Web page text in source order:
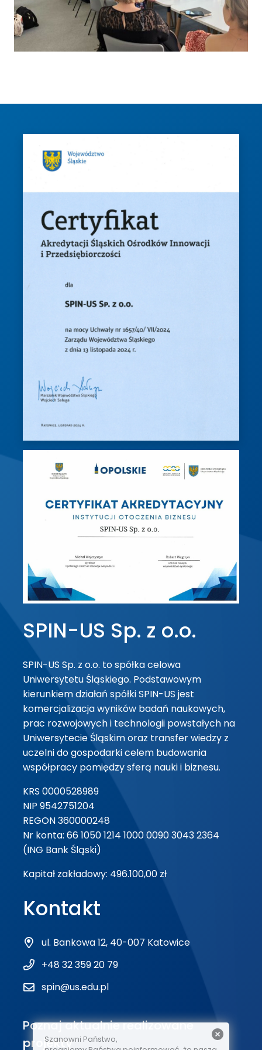
SPIN-US Sp. z o.o.
SPIN-US Sp. z o.o. to spółka celowa
Uniwersytetu Śląskiego. Podstawowym
kierunkiem działań spółki SPIN-US jest
komercjalizacja wyników badań naukowych,
prac rozwojowych i technologii powstałych na
Uniwersytecie Śląskim oraz transfer wiedzy z
uczelni do gospodarki celem budowania
współpracy pomiędzy sferą nauki i biznesu.
KRS 0000528989
NIP 9542751204
REGON 360000248
Nr konta: 66 1050 1214 1000 0090 3043 2364
(ING Bank Śląski)
Kapitał zakładowy: 496.100,00 zł
Kontakt
ul. Bankowa 12, 40-007 Katowice
+48 32 359 20 79
spin@us.edu.pl
Poznaj aktualnie realizowane
projekty
Szanowni Państwo,